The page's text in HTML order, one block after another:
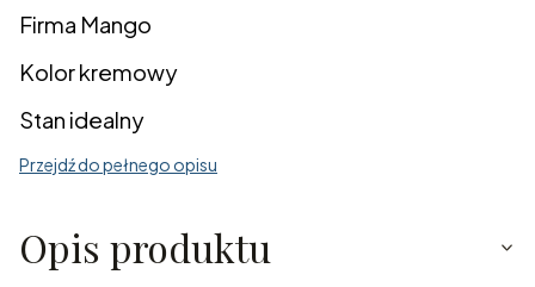
Firma Mango
Kolor kremowy
Stan idealny
Przejdź do pełnego opisu
Opis produktu